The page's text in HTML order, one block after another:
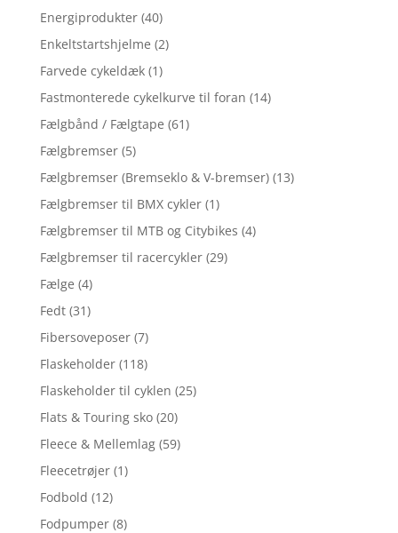
Energiprodukter (40)
Enkeltstartshjelme (2)
Farvede cykeldæk (1)
Fastmonterede cykelkurve til foran (14)
Fælgbånd / Fælgtape (61)
Fælgbremser (5)
Fælgbremser (Bremseklo & V-bremser) (13)
Fælgbremser til BMX cykler (1)
Fælgbremser til MTB og Citybikes (4)
Fælgbremser til racercykler (29)
Fælge (4)
Fedt (31)
Fibersoveposer (7)
Flaskeholder (118)
Flaskeholder til cyklen (25)
Flats & Touring sko (20)
Fleece & Mellemlag (59)
Fleecetrøjer (1)
Fodbold (12)
Fodpumper (8)